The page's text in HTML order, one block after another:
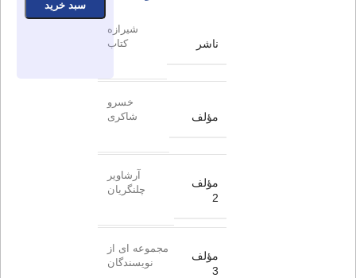
ناشر
شیرازه
کتاب
مؤلف
خسرو
شاکری
مؤلف
2
آرشاویر
چلنگریان
مؤلف
3
مجموعه ای از
نویسندگان
سبد خرید